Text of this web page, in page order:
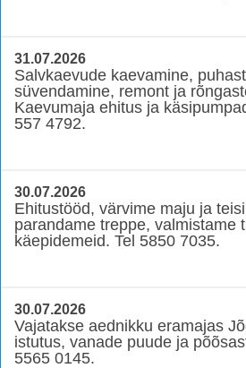
31.07.2026
Salvkaevude kaevamine,
süvendamine, remont ja
Kaevumaja ehitus ja
557 4792.
30.07.2026
Ehitustööd, värvime maju ja
parandame treppe, valmistame
käepidemeid. Tel 5850 7035.
30.07.2026
Vajatakse aednikku eramajas
istutus, vanade puude ja
5565 0145.